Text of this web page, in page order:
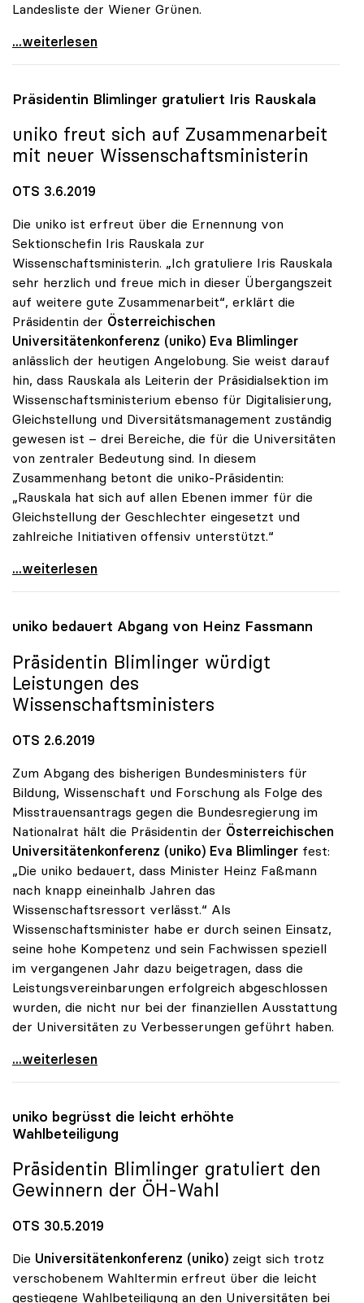
Landesliste der Wiener Grünen.
uniko: Eva Blimlinger legt Vorsitz mit 1. Juli
...weiterlesen
Präsidentin Blimlinger gratuliert Iris Rauskala
uniko freut sich auf Zusammenarbeit
mit neuer Wissenschaftsministerin
OTS 3.6.2019
Die uniko ist erfreut über die Ernennung von
Sektionschefin Iris Rauskala zur
Wissenschaftsministerin. „Ich gratuliere Iris Rauskala
sehr herzlich und freue mich in dieser Übergangszeit
auf weitere gute Zusammenarbeit“, erklärt die
Präsidentin der Österreichischen
Universitätenkonferenz (uniko) Eva Blimlinger
anlässlich der heutigen Angelobung. Sie weist darauf
hin, dass Rauskala als Leiterin der Präsidialsektion im
Wissenschaftsministerium ebenso für Digitalisierung,
Gleichstellung und Diversitätsmanagement zuständig
gewesen ist – drei Bereiche, die für die Universitäten
von zentraler Bedeutung sind. In diesem
Zusammenhang betont die uniko-Präsidentin:
„Rauskala hat sich auf allen Ebenen immer für die
Gleichstellung der Geschlechter eingesetzt und
zahlreiche Initiativen offensiv unterstützt.“
Präsidentin Blimlinger gratuliert Iris Rauskala
...weiterlesen
uniko bedauert Abgang von Heinz Fassmann
Präsidentin Blimlinger würdigt
Leistungen des
Wissenschaftsministers
OTS 2.6.2019
Zum Abgang des bisherigen Bundesministers für
Bildung, Wissenschaft und Forschung als Folge des
Misstrauensantrags gegen die Bundesregierung im
Nationalrat hält die Präsidentin der Österreichischen
Universitätenkonferenz (uniko) Eva Blimlinger fest:
„Die uniko bedauert, dass Minister Heinz Faßmann
nach knapp eineinhalb Jahren das
Wissenschaftsressort verlässt.“ Als
Wissenschaftsminister habe er durch seinen Einsatz,
seine hohe Kompetenz und sein Fachwissen speziell
im vergangenen Jahr dazu beigetragen, dass die
Leistungsvereinbarungen erfolgreich abgeschlossen
wurden, die nicht nur bei der finanziellen Ausstattung
der Universitäten zu Verbesserungen geführt haben.
uniko bedauert Abgang von Heinz Fassmann
...weiterlesen
uniko begrüsst die leicht erhöhte
Wahlbeteiligung
Präsidentin Blimlinger gratuliert den
Gewinnern der ÖH-Wahl
OTS 30.5.2019
Die Universitätenkonferenz (uniko) zeigt sich trotz
verschobenem Wahltermin erfreut über die leicht
gestiegene Wahlbeteiligung an den Universitäten bei